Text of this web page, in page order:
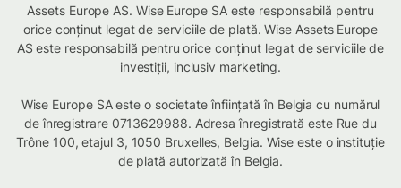
Assets Europe AS. Wise Europe SA este responsabilă pentru
orice conținut legat de serviciile de plată. Wise Assets Europe
AS este responsabilă pentru orice conținut legat de serviciile de
investiții, inclusiv marketing.
Wise Europe SA este o societate înființată în Belgia cu numărul
de înregistrare 0713629988. Adresa înregistrată este Rue du
Trône 100, etajul 3, 1050 Bruxelles, Belgia. Wise este o instituție
de plată autorizată în Belgia.